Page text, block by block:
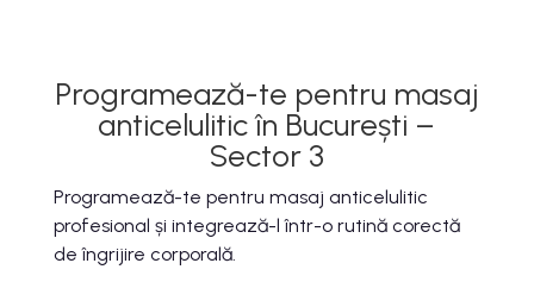
Programează-te pentru masaj
anticelulitic în București –
Sector 3
Programează-te pentru masaj anticelulitic
profesional și integrează-l într-o rutină corectă
de îngrijire corporală.